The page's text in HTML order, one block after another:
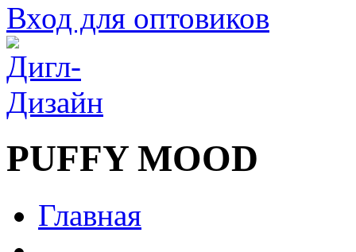
Вход для оптовиков
PUFFY MOOD
Главная